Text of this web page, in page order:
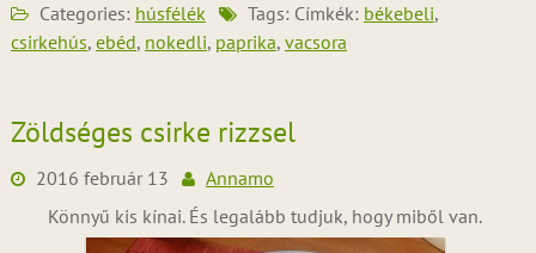
Categories: húsfélék Tags: Címkék: békebeli,
csirkehús, ebéd, nokedli, paprika, vacsora
Zöldséges csirke rizzsel
2016 február 13
Annamo
Könnyű kis kínai. És legalább tudjuk, hogy miből van.